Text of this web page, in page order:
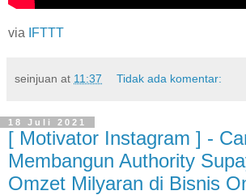
via IFTTT
seinjuan at 11:37 Tidak ada komentar:
18 Juli 2021
[ Motivator Instagram ] -
Membangun Authority
Omzet Milyaran di Bisnis